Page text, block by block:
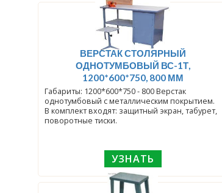
ВЕРСТАК СТОЛЯРНЫЙ
ОДНОТУМБОВЫЙ ВС-1Т,
1200*600*750, 800 ММ
Габариты: 1200*600*750 - 800 Верстак
однотумбовый с металлическим покрытием.
В комплект входят: защитный экран, табурет,
поворотные тиски.
УЗНАТЬ